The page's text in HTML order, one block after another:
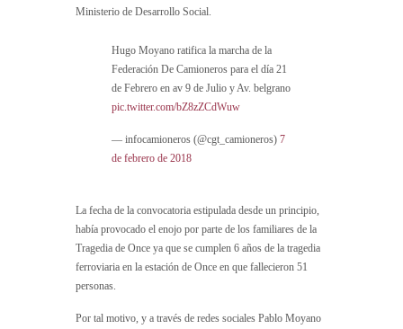
Ministerio de Desarrollo Social.
Hugo Moyano ratifica la marcha de la
Federación De Camioneros para el día 21
de Febrero en av 9 de Julio y Av. belgrano
pic.twitter.com/bZ8zZCdWuw
— infocamioneros (@cgt_camioneros) 7
de febrero de 2018
La fecha de la convocatoria estipulada desde un principio,
había provocado el enojo por parte de los familiares de la
Tragedia de Once ya que se cumplen 6 años de la tragedia
ferroviaria en la estación de Once en que fallecieron 51
personas.
Por tal motivo, y a través de redes sociales Pablo Moyano